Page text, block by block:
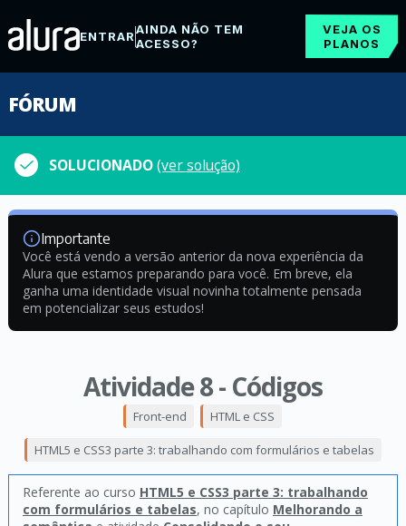
ENTRARAINDA NÃO TEM
ACESSO?
VEJA OS
PLANOS
FÓRUM
SOLUCIONADO(ver solução)
Importante
Você está vendo a versão anterior da nova experiência da
Alura que estamos preparando para você. Em breve, ela
ganha uma identidade visual novinha totalmente pensada
em potencializar seus estudos!
Atividade 8 - Códigos
Front-end HTML e CSS
HTML5 e CSS3 parte 3: trabalhando com formulários e tabelas
Referente ao curso HTML5 e CSS3 parte 3: trabalhando
com formulários e tabelas, no capítulo Melhorando a